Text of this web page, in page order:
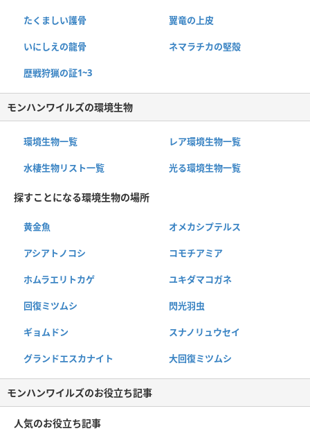
たくましい護骨 翼竜の上皮
いにしえの龍骨 ネマラチカの堅殻
歴戦狩猟の証1~3
モンハンワイルズの環境生物
環境生物一覧 レア環境生物一覧
水棲生物リスト一覧 光る環境生物一覧
探すことになる環境生物の場所
黄金魚 オメカシプテルス
アシアトノコシ コモチアミア
ホムラエリトカゲ ユキダマコガネ
回復ミツムシ 閃光羽虫
ギョムドン スナノリュウセイ
グランドエスカナイト 大回復ミツムシ
モンハンワイルズのお役立ち記事
人気のお役立ち記事